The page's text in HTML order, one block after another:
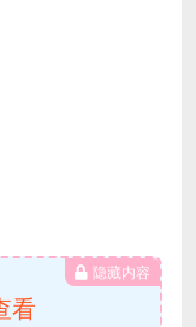
隐藏内容
看